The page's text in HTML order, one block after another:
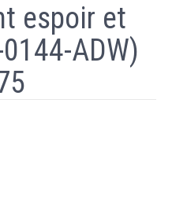
espoir et
ADW)